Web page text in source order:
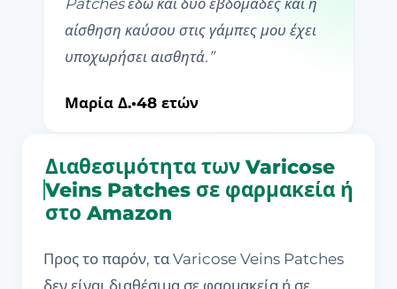
αίσθηση καύσου στις γάμπες μου έχει
υποχωρήσει αισθητά. ”
Μαρία Δ.•48 ετών
Διαθεσιμότητα των Varicose
Veins Patches σε φαρμακεία ή
στο Amazon
Προς το παρόν, τα Varicose Veins Patches
δεν είναι διαθέσιμα σε φαρμακεία ή σε